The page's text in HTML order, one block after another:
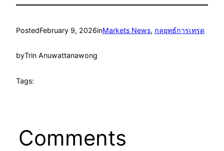
PostedFebruary 9, 2026inMarkets News, กลยุทธ์การเทรด
byTrin Anuwattanawong
Tags:
Comments